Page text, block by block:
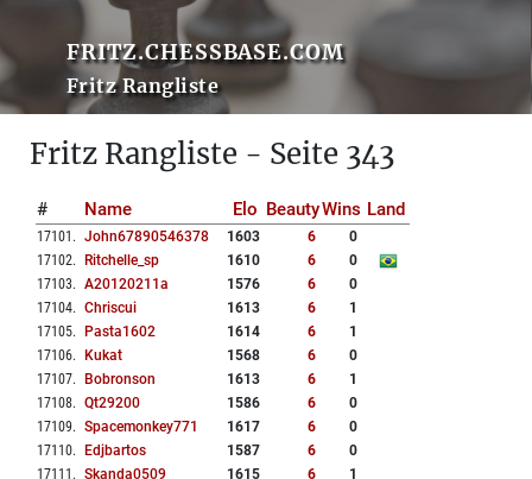
FRITZ.CHESSBASE.COM
Fritz Rangliste
Fritz Rangliste - Seite 343
# Name Elo BeautyWins Land
17101 . John67890546378 1603 6
0
17102. Ritchelle_sp 1610 6
0
17103. A20120211a 1576 6
0
17104. Chriscui 1613 6
1
17105. Pasta1602 1614 6
1
17106. Kukat 1568 6
0
17107. Bobronson 1613 6
1
17108. Qt29200 1586 6
0
17109. Spacemonkey771 1617 6
0
17110. Edjbartos 1587 6
0
17111 . Skanda0509 1615 6
1